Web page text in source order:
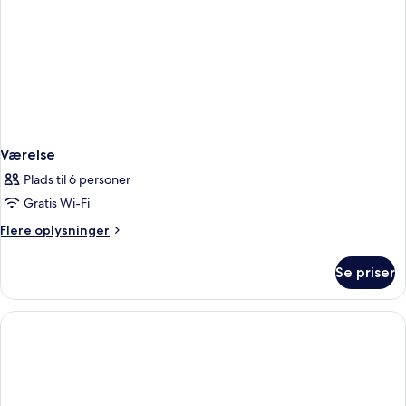
Værelse
Plads til 6 personer
Gratis Wi-Fi
Flere oplysninger
Flere
Se priser